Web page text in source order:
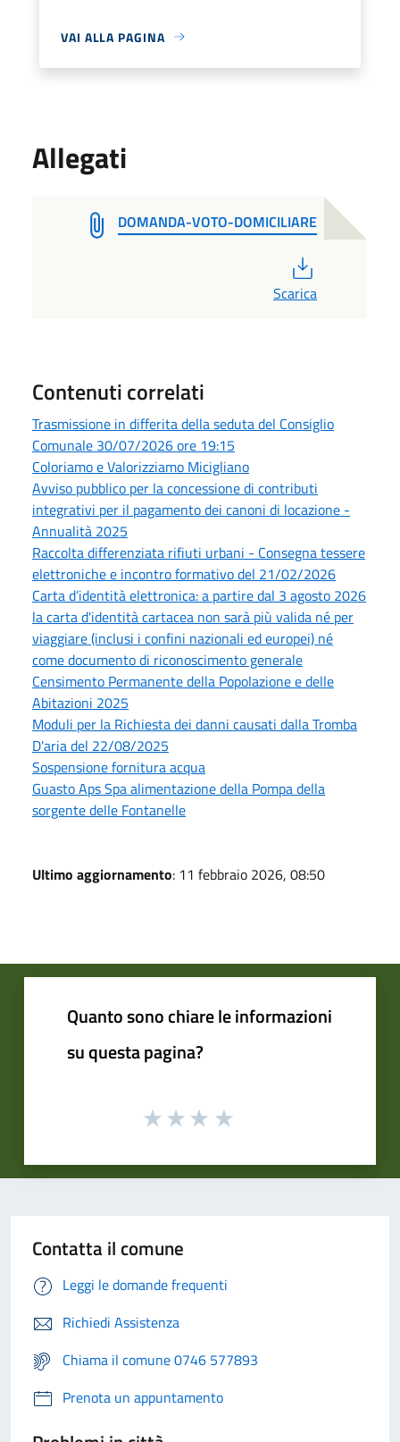
VAI ALLA PAGINA
Allegati
DOMANDA-VOTO-DOMICILIARE
Scarica
Contenuti correlati
Trasmissione in differita della seduta del Consiglio
Comunale 30/07/2026 ore 19:15
Coloriamo e Valorizziamo Micigliano
Avviso pubblico per la concessione di contributi
integrativi per il pagamento dei canoni di locazione -
Annualità 2025
Raccolta differenziata rifiuti urbani - Consegna tessere
elettroniche e incontro formativo del 21/02/2026
Carta d’identità elettronica: a partire dal 3 agosto 2026
la carta d'identità cartacea non sarà più valida né per
viaggiare (inclusi i confini nazionali ed europei) né
come documento di riconoscimento generale
Censimento Permanente della Popolazione e delle
Abitazioni 2025
Moduli per la Richiesta dei danni causati dalla Tromba
D'aria del 22/08/2025
Sospensione fornitura acqua
Guasto Aps Spa alimentazione della Pompa della
sorgente delle Fontanelle
Ultimo aggiornamento: 11 febbraio 2026, 08:50
Quanto sono chiare le informazioni
su questa pagina?
Contatta il comune
Leggi le domande frequenti
Richiedi Assistenza
Chiama il comune 0746 577893
Prenota un appuntamento